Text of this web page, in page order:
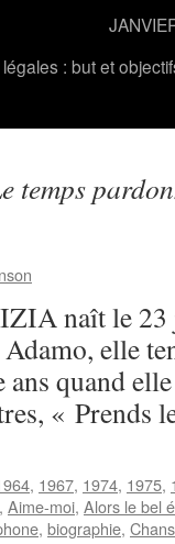
: but et
temps
naît le
elle
ans quand
«
, 1967, 1974, 1975,
, Aime-moi, Alors le bel
, biographie,